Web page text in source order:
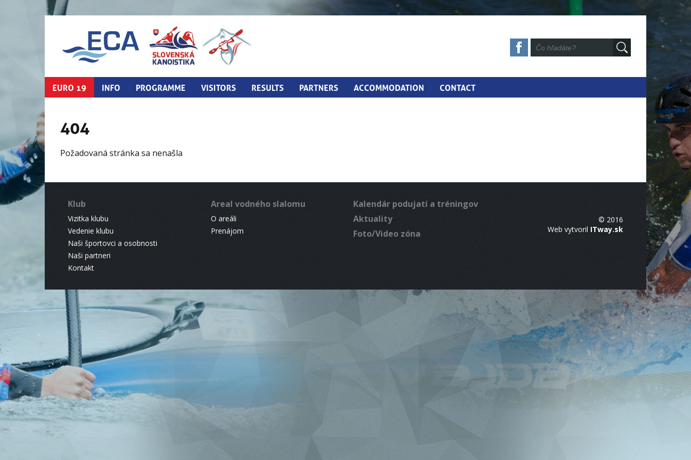
EURO 19 INFO PROGRAMME VISITORS RESULTS PARTNERS ACCOMMODATION CONTACT
404
Požadovaná stránka sa nenašla
Klub
Vizitka klubu
Vedenie klubu
Naši športovci a osobnosti
Naši partneri
Kontakt
Areal vodného slalomu
O areáli
Prenájom
Kalendár podujatí a tréningov
Aktuality
Foto/Video zóna
© 2016
Web vytvoril ITway.sk